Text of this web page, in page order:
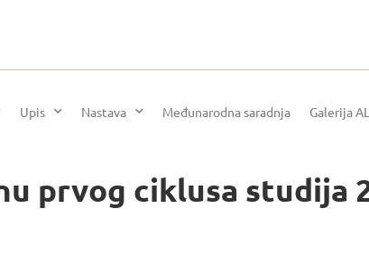
Upis Nastava Međunarodna saradnja Galerija
prvog ciklusa studija